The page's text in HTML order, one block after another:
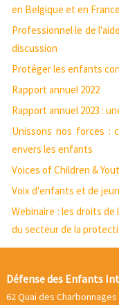
en Belgique et en France
Professionnel·le de
discussion
Protéger les enfants
Rapport annuel 2022
Rapport annuel 2023 :
Unissons nos forces :
envers les enfants
Voices of Children &
Voix d'enfants et de
Webinaire : les droits
du secteur de la
Défense des Enfants
62 Quai des Charbonnages